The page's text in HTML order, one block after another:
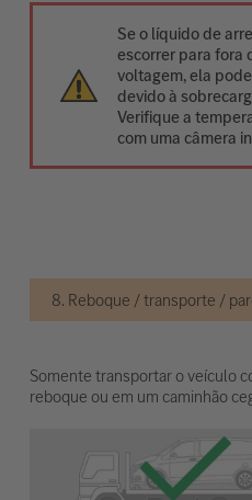
Se o líquido de
escorrer para fora
voltagem, ela
devido à
Verifique a
com uma câmera
8. Reboque / transporte /
Somente transportar o veículo
reboque ou em um caminhão